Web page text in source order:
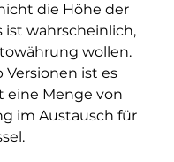
die Höhe der
ist wahrscheinlich,
wollen.
Versionen ist es
eine Menge von
im Austausch für